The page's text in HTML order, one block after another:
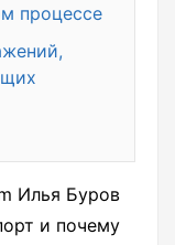
процессе
Илья Буров
и почему